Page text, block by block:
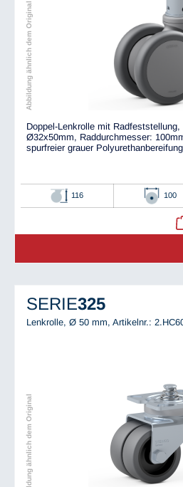
Abbildung ähnlich dem Original
Doppel-Lenkrolle mit
Ø32x50mm, Raddurchmesser:
spurfreier grauer
116 100
SERIE325
Lenkrolle, Ø 50 mm, Artikelnr.:
Abbildung ähnlich dem Original